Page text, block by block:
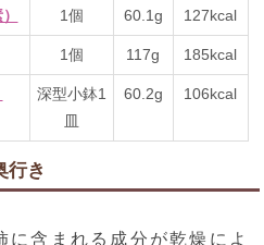
1個 60.1g 127kcal
1個 117g 185kcal
深型小鉢1
皿
60.2g 106kcal
行き
に含まれる成分が乾燥によ